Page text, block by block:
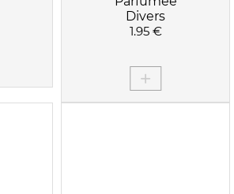
Divers
1.95 €